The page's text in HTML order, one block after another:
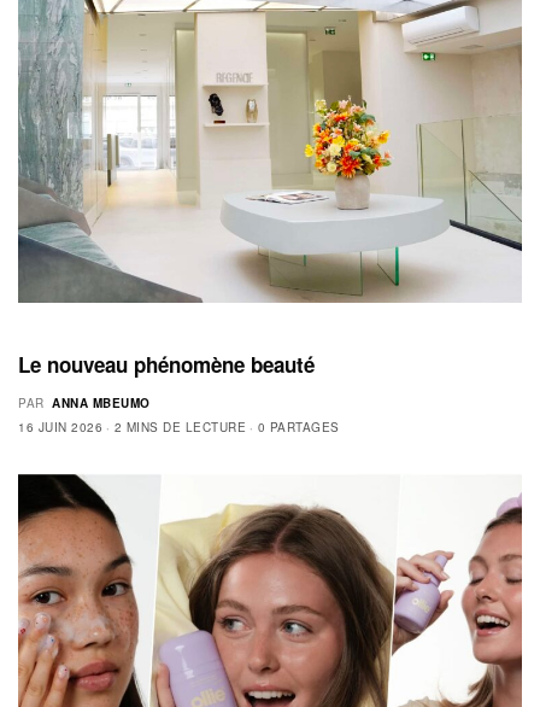
Le nouveau phénomène beauté
PAR ANNA MBEUMO
16 JUIN 2026
2 MINS DE LECTURE 0 PARTAGES